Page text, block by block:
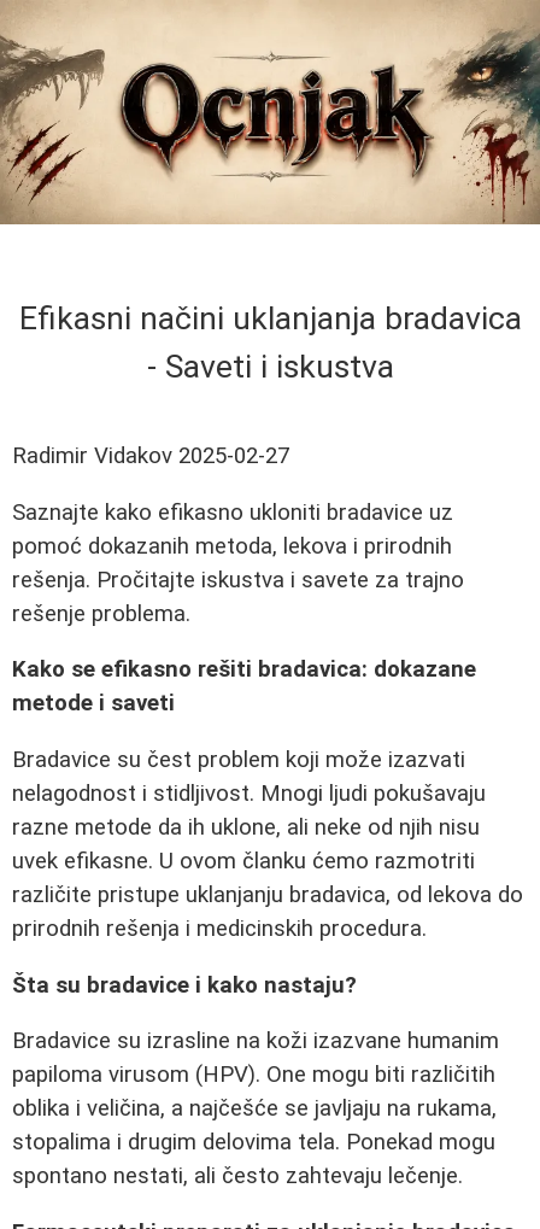
Efikasni načini uklanjanja bradavica
- Saveti i iskustva
Radimir Vidakov 2025-02-27
Saznajte kako efikasno ukloniti bradavice uz
pomoć dokazanih metoda, lekova i prirodnih
rešenja. Pročitajte iskustva i savete za trajno
rešenje problema.
Kako se efikasno rešiti bradavica: dokazane
metode i saveti
Bradavice su čest problem koji može izazvati
nelagodnost i stidljivost. Mnogi ljudi pokušavaju
razne metode da ih uklone, ali neke od njih nisu
uvek efikasne. U ovom članku ćemo razmotriti
različite pristupe uklanjanju bradavica, od lekova do
prirodnih rešenja i medicinskih procedura.
Šta su bradavice i kako nastaju?
Bradavice su izrasline na koži izazvane humanim
papiloma virusom (HPV). One mogu biti različitih
oblika i veličina, a najčešće se javljaju na rukama,
stopalima i drugim delovima tela. Ponekad mogu
spontano nestati, ali često zahtevaju lečenje.